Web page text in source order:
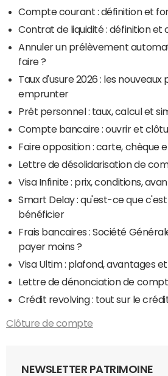
Compte courant : définition et
Contrat de liquidité : définition et
Annuler un prélèvement
faire ?
Taux d'usure 2026 : les
emprunter
Prêt personnel : taux, calcul et
Compte bancaire : ouvrir et
Faire opposition : carte, chèque
Lettre de désolidarisation de
Visa Infinite : prix, conditions,
Smart Delay : qu'est-ce que
bénéficier
Frais bancaires : Société
payer moins ?
Visa Ultim : plafond, avantages
Lettre de dénonciation de
Crédit revolving : tout sur le
Clôture de compte
NEWSLETTER PATRIMOINE